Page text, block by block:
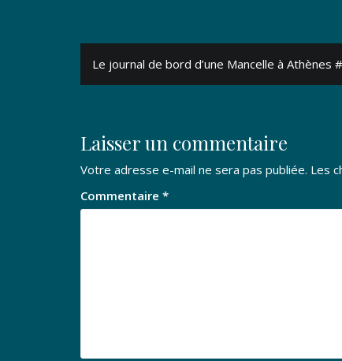
Navigation
de
Le journal de bord d’une Mancelle à Athènes
Laisser un commentaire
Votre adresse e-mail ne sera pas publiée. Les
Commentaire *